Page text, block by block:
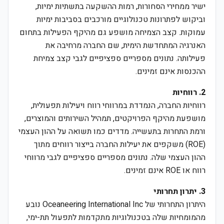
ישיר ממחירי הסחורות, רמות ההשקעה בתשתיות ימיות,
וביקוש לפתרונות טכנולוגיים מורכבים בסביבות ימיות
עמוקות. קצב הצמיחה מושפע גם מהיקף הפעילות בתחום
האנרגיה המתחדשת הימית, שם החברה מרחיבה את
פעילותה. נתונים מספריים ספציפיים לגבי קצב צמיחת
ההכנסות אינם זמינים.
2. רווחיות
רווחיות החברה, הנמדדת במרווחי רווח ויעילות תפעולית,
מושפעת מהיקף הפרויקטים, תמהיל השירותים והמוצרים,
ורמת התחרות בתעשייה. מדדים כמו תשואה על ההון העצמי
(ROE) משקפים את יעילות החברה בייצור רווחים מתוך
ההון העצמי שלה. נתונים מספריים ספציפיים לגבי מרווחי
רווח או ROE אינם זמינים.
3. יתרון תחרותי
היתרון התחרותי של Oceaneering International Inc נובע
מהמומחיות שלה בטכנולוגיות מתקדמות לתפעול תת-ימי,